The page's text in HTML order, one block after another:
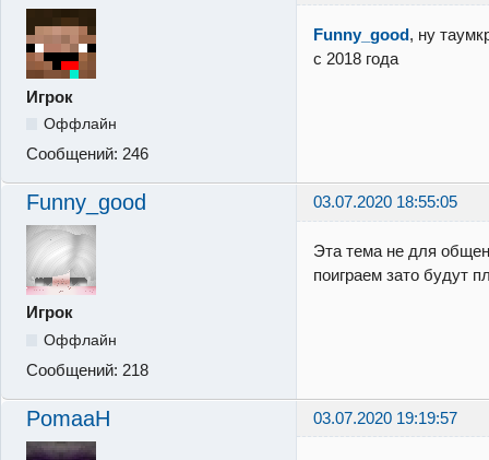
Игрок
Оффлайн
Сообщений: 246
Funny_good, ну
с 2018 года
Funny_good 03.07.2020 18:55:05
Игрок
Оффлайн
Сообщений: 218
Эта тема не для
поиграем зато будут
PomaaH 03.07.2020 19:19:57